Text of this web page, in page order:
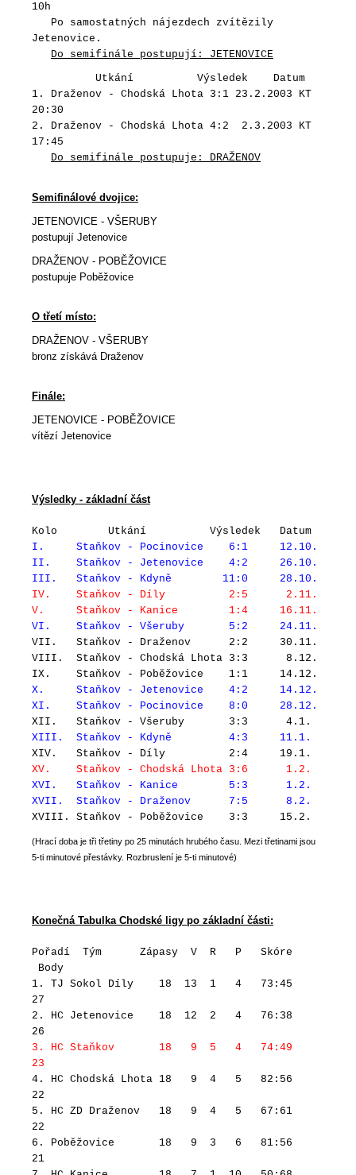
10h
Po samostatných nájezdech zvítězily
Jetenovice.
Do semifinále postupují: JETENOVICE
Utkání Výsledek Datum
1. Draženov - Chodská Lhota 3:1 23.2.2003 KT
20:30
2. Draženov - Chodská Lhota 4:2 2.3.2003 KT
17:45
Do semifinále postupuje: DRAŽENOV
Semifinálové dvojice:
JETENOVICE - VŠERUBY
postupují Jetenovice
DRAŽENOV - POBĚŽOVICE
postupuje Poběžovice
O třetí místo:
DRAŽENOV - VŠERUBY
bronz získává Draženov
Finále:
JETENOVICE - POBĚŽOVICE
vítězí Jetenovice
Výsledky - základní část
Kolo Utkání Výsledek Datum
I. Staňkov - Pocinovice 6:1 12.10.
II. Staňkov - Jetenovice 4:2 26.10.
III. Staňkov - Kdyně 11:0 28.10.
IV. Staňkov - Díly 2:5 2.11.
V. Staňkov - Kanice 1:4 16.11.
VI. Staňkov - Všeruby 5:2 24.11.
VII. Staňkov - Draženov 2:2 30.11.
VIII. Staňkov - Chodská Lhota 3:3 8.12.
IX. Staňkov - Poběžovice 1:1 14.12.
X. Staňkov - Jetenovice 4:2 14.12.
XI. Staňkov - Pocinovice 8:0 28.12.
XII. Staňkov - Všeruby 3:3 4.1.
XIII. Staňkov - Kdyně 4:3 11.1.
XIV. Staňkov - Díly 2:4 19.1.
XV. Staňkov - Chodská Lhota 3:6 1.2.
XVI. Staňkov - Kanice 5:3 1.2.
XVII. Staňkov - Draženov 7:5 8.2.
XVIII. Staňkov - Poběžovice 3:3 15.2.
(Hrací doba je tři třetiny po 25 minutách hrubého času. Mezi třetinami jsou
5-ti minutové přestávky. Rozbruslení je 5-ti minutové)
Konečná Tabulka Chodské ligy po základní části:
Pořadí Tým Zápasy V R P Skóre
Body
1. TJ Sokol Díly 18 13 1 4 73:45
27
2. HC Jetenovice 18 12 2 4 76:38
26
3. HC Staňkov 18 9 5 4 74:49
23
4. HC Chodská Lhota 18 9 4 5 82:56
22
5. HC ZD Draženov 18 9 4 5 67:61
22
6. Poběžovice 18 9 3 6 81:56
21